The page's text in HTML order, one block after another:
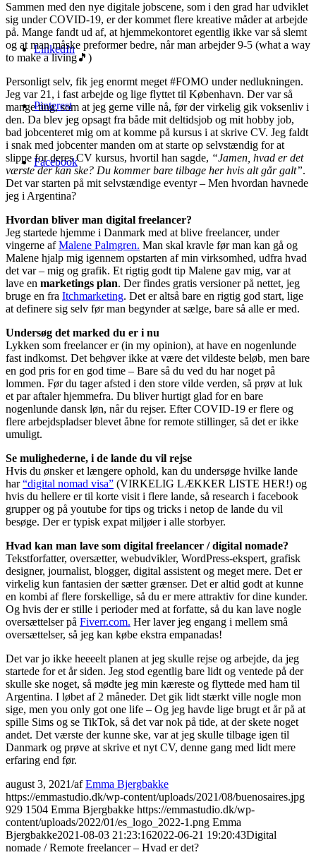
LinkedIn
Pinterest
Facebook
Sammen med den nye digitale jobscene, som i den grad har udviklet
sig under COVID-19, er der kommet flere kreative måder at arbejde
på. Mange fandt ud af, at hjemmekontoret egentlig ikke var så slemt
og at man måske preformer bedre, når man arbejder 9-5 (what a way
to make a living🎵)
Personligt selv, fik jeg enormt meget #FOMO under nedlukningen.
Jeg var 21, i fast arbejde og lige flyttet til København. Der var så
mange ting, som at jeg gerne ville nå, før der virkelig gik voksenliv i
den. Da blev jeg opsagt fra både mit deltidsjob og mit hobby job,
bad jobcenteret mig om at komme på kursus i at skrive CV. Jeg faldt
i snak med jobcenter manden om at starte op selvstændig for at
slippe for deres CV kursus, hvortil han sagde, “Jamen, hvad er det
værste der kan ske? Du kommer bare tilbage her hvis alt går galt”.
Det var starten på mit selvstændige eventyr – Men hvordan havnede
jeg i Argentina?
Hvordan bliver man digital freelancer?
Jeg startede hjemme i Danmark med at blive freelancer, under
vingerne afMalene Palmgren. Man skal kravle før man kan gå og
Malene hjalp mig igennem opstarten af min virksomhed, udfra hvad
det var – mig og grafik. Et rigtig godt tip Malene gav mig, var at
lave en marketings plan. Der findes gratis versioner på nettet, jeg
bruge en fra Itchmarketing. Det er altså bare en rigtig god start, lige
at definere sig selv før man begynder at sælge, bare så alle er med.
Undersøg det marked du er i nu
Lykken som freelancer er (in my opinion), at have en nogenlunde
fast indkomst. Det behøver ikke at være det vildeste beløb, men bare
en god pris for en god time – Bare så du ved du har noget på
lommen. Før du tager afsted i den store vilde verden, så prøv at luk
et par aftaler hjemmefra. Du bliver hurtigt glad for en bare
nogenlunde dansk løn, når du rejser. Efter COVID-19 er flere og
flere arbejdspladser blevet åbne for remote stillinger, så det er ikke
umuligt.
Se mulighederne, i de lande du vil rejse
Hvis du ønsker et længere ophold, kan du undersøge hvilke lande
har“digital nomad visa” (VIRKELIG LÆKKER LISTE HER!) og
hvis du hellere er til korte visit i flere lande, så research i facebook
grupper og på youtube for tips og tricks i netop de lande du vil
besøge. Der er typisk expat miljøer i alle storbyer.
Hvad kan man lave som digital freelancer / digital nomade?
Tekstforfatter, oversætter, webudvikler, WordPress-ekspert, grafisk
designer, journalist, blogger, digital assistent og meget mere. Det er
virkelig kun fantasien der sætter grænser. Det er altid godt at kunne
en kombi af flere forskellige, så du er mere attraktiv for dine kunder.
Og hvis der er stille i perioder med at forfatte, så du kan lave nogle
oversættelser på Fiverr.com. Her laver jeg engang i mellem små
oversættelser, så jeg kan købe ekstra empanadas!
Det var jo ikke heeeelt planen at jeg skulle rejse og arbejde, da jeg
startede for et år siden. Jeg stod egentlig bare lidt og ventede på der
skulle ske noget, så mødte jeg min kæreste og flyttede med ham til
Argentina. I løbet af 2 måneder. Det gik lidt stærkt ville nogle mon
sige, men you only got one life – Og jeg havde lige brugt et år på at
spille Sims og se TikTok, så det var nok på tide, at der skete noget
andet. Det værste der kunne ske, var at jeg skulle tilbage igen til
Danmark og prøve at skrive et nyt CV, denne gang med lidt mere
erfaring end før.
august 3, 2021/afEmma Bjergbakke
https://emmastudio.dk/wp-content/uploads/2021/08/buenosaires.jpg
929 1504 Emma Bjergbakke https://emmastudio.dk/wp-
content/uploads/2022/01/es_logo_2022-1.png Emma
Bjergbakke2021-08-03 21:23:162022-06-21 19:20:43Digital
nomade / Remote freelancer – Hvad er det?